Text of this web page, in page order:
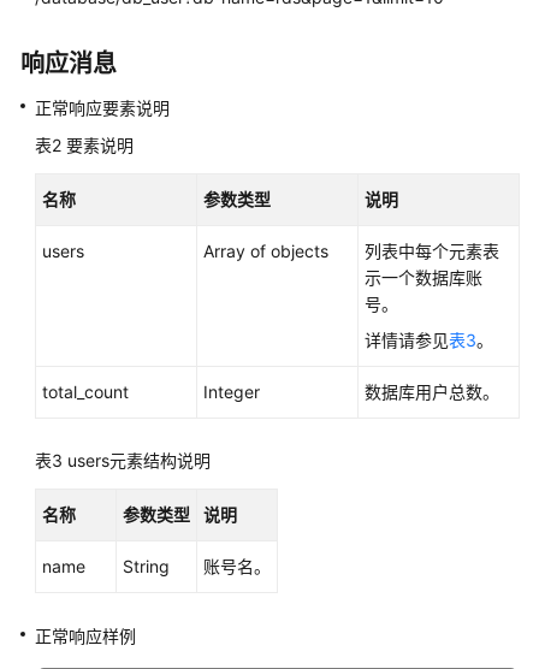
排
视
帮
文
户
南
响应消息
正常响应要素说明
表2 要素说明
名称 参数类型 说明
users Array of objects
列表中每个元素表
示一个数据库账
号。
详情请参见表3。
total_count Integer 数据库用户总数。
表3 users元素结构说明
名称 参数类型 说明
name String 账号名。
正常响应样例